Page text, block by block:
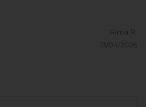
Rima R.
13/04/2026